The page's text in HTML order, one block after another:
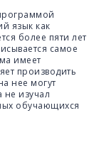
язык как
более пяти лет
самое
имеет
производить
нее могут
не изучал
обучающихся